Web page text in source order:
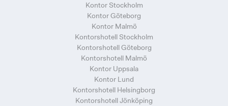
Kontor Stockholm
Kontor Göteborg
Kontor Malmö
Kontorshotell Stockholm
Kontorshotell Göteborg
Kontorshotell Malmö
Kontor Uppsala
Kontor Lund
Kontorshotell Helsingborg
Kontorshotell Jönköping